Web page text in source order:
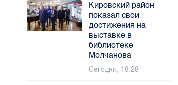
Кировский район
показал свои
достижения на
выставке в
библиотеке
Молчанова
Сегодня, 18:28